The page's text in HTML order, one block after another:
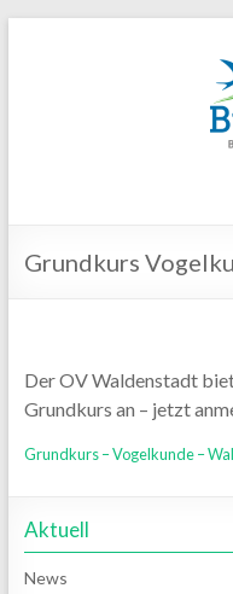
Grundkurs
Der OV Waldenstadt
Grundkurs an – jetzt
Grundkurs – Vogelkunde –
Aktuell
News